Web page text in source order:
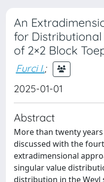
An
for Distributional
of 2×2 Block
Furci I.;
2025-01-01
Abstract
More than twenty
discussed with the
extradimensional
singular value
distribution in the Weyl